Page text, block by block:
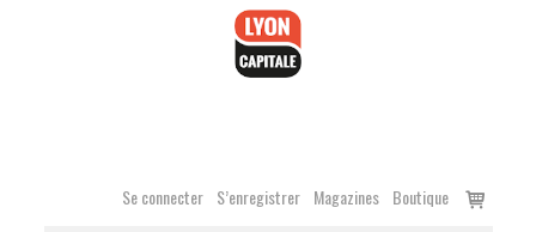
Se connecter S’enregistrer Magazines Boutique
Voir